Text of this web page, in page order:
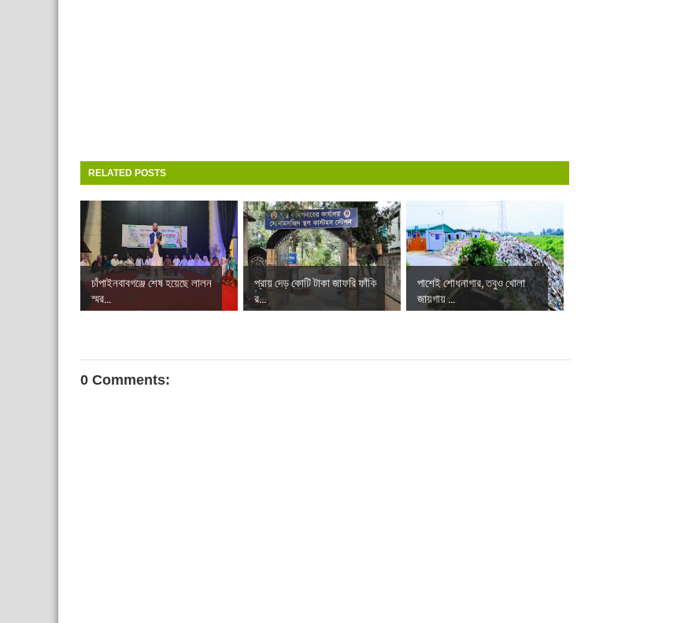
RELATED POSTS
চাঁপাইনবাবগঞ্জে শেষ হয়েছে লালন
স্মর...
প্রায় দেড় কোটি টাকা জাফরি ফাঁকি
র...
পাশেই শোধনাগার, তবুও খোলা
জায়গায় ...
0 Comments: